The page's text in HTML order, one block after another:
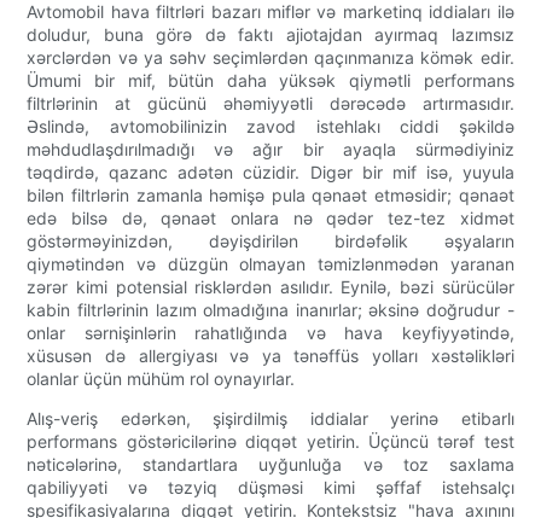
Avtomobil hava filtrləri bazarı miflər və marketinq iddiaları ilə
doludur, buna görə də faktı ajiotajdan ayırmaq lazımsız
xərclərdən və ya səhv seçimlərdən qaçınmanıza kömək edir.
Ümumi bir mif, bütün daha yüksək qiymətli performans
filtrlərinin at gücünü əhəmiyyətli dərəcədə artırmasıdır.
Əslində, avtomobilinizin zavod istehlakı ciddi şəkildə
məhdudlaşdırılmadığı və ağır bir ayaqla sürmədiyiniz
təqdirdə, qazanc adətən cüzidir. Digər bir mif isə, yuyula
bilən filtrlərin zamanla həmişə pula qənaət etməsidir; qənaət
edə bilsə də, qənaət onlara nə qədər tez-tez xidmət
göstərməyinizdən, dəyişdirilən birdəfəlik əşyaların
qiymətindən və düzgün olmayan təmizlənmədən yaranan
zərər kimi potensial risklərdən asılıdır. Eynilə, bəzi sürücülər
kabin filtrlərinin lazım olmadığına inanırlar; əksinə doğrudur -
onlar sərnişinlərin rahatlığında və hava keyfiyyətində,
xüsusən də allergiyası və ya tənəffüs yolları xəstəlikləri
olanlar üçün mühüm rol oynayırlar.
Alış-veriş edərkən, şişirdilmiş iddialar yerinə etibarlı
performans göstəricilərinə diqqət yetirin. Üçüncü tərəf test
nəticələrinə, standartlara uyğunluğa və toz saxlama
qabiliyyəti və təzyiq düşməsi kimi şəffaf istehsalçı
spesifikasiyalarına diqqət yetirin. Kontekstsiz "hava axınını